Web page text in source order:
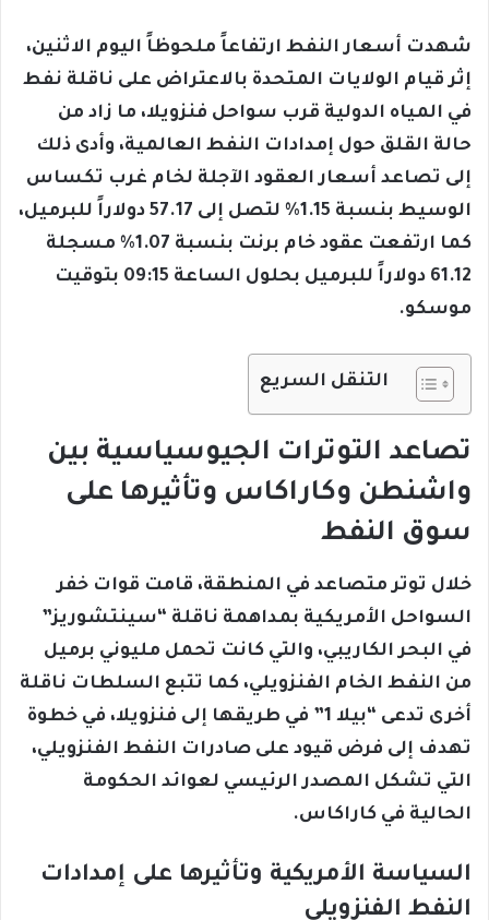
شهدت أسعار النفط ارتفاعاً ملحوظاً اليوم الاثنين،
إثر قيام الولايات المتحدة بالاعتراض على ناقلة نفط
في المياه الدولية قرب سواحل فنزويلا، ما زاد من
حالة القلق حول إمدادات النفط العالمية، وأدى ذلك
إلى تصاعد أسعار العقود الآجلة لخام غرب تكساس
الوسيط بنسبة 1.15% لتصل إلى 57.17 دولاراً للبرميل،
كما ارتفعت عقود خام برنت بنسبة 1.07% مسجلة
61.12 دولاراً للبرميل بحلول الساعة 09:15 بتوقيت
موسكو.
التنقل السريع
تصاعد التوترات الجيوسياسية بين
واشنطن وكاراكاس وتأثيرها على
سوق النفط
خلال توتر متصاعد في المنطقة، قامت قوات خفر
السواحل الأمريكية بمداهمة ناقلة “سينتشوريز”
في البحر الكاريبي، والتي كانت تحمل مليوني برميل
من النفط الخام الفنزويلي، كما تتبع السلطات ناقلة
أخرى تدعى “بيلا 1” في طريقها إلى فنزويلا، في خطوة
تهدف إلى فرض قيود على صادرات النفط الفنزويلي،
التي تشكل المصدر الرئيسي لعوائد الحكومة
الحالية في كاراكاس.
السياسة الأمريكية وتأثيرها على إمدادات
النفط الفنزويلي